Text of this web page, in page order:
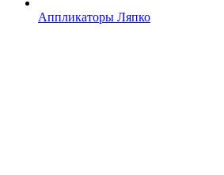
Аппликаторы Ляпко